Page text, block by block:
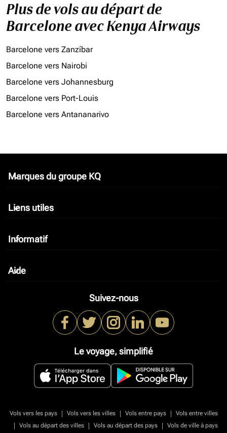
Plus de vols au départ de
Barcelone avec Kenya Airways
Barcelone vers Zanzíbar
Barcelone vers Nairobi
Barcelone vers Johannesburg
Barcelone vers Port-Louis
Barcelone vers Antananarivo
Marques du groupe KQ
keyboard_arrow_down
Liens utiles
keyboard_arrow_down
Informatif
keyboard_arrow_down
Aide
keyboard_arrow_down
Suivez-nous
Le voyage, simplifié
Vols vers les pays | Vols vers les villes | Vols entre pays |
Vols entre villes
|
Vols au départ des villes | Vols au départ des pays | Vols de ville à pays